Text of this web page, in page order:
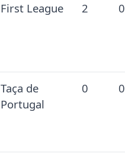
First League 2 0
Taça de
Portugal
0 0